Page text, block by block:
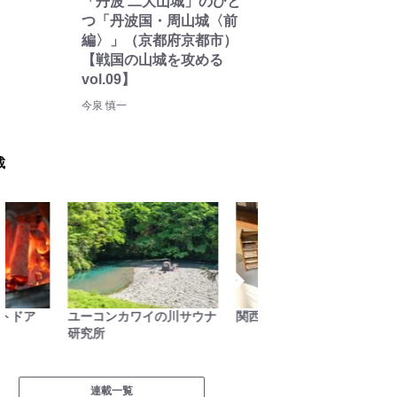
つ「丹波国・周山城〈前
編〉」（京都府京都市）
【戦国の山城を攻める
vol.09】
今泉 慎一
ユーコンカワイの川サウナ
関西おみくじジャーニー
連載一覧